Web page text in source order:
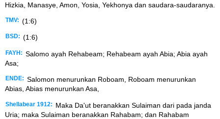
Hizkia, Manasye, Amon, Yosia, Yekhonya dan saudara-saudaranya.
TMV: (1:6)
BSD: (1:6)
FAYH: Salomo ayah Rehabeam; Rehabeam ayah Abia; Abia ayah
Asa;
ENDE: Salomon menurunkan Roboam, Roboam menurunkan
Abias, Abias menurunkan Asa,
Shellabear 1912:
Maka Da'ut beranakkan Sulaiman dari pada janda
Uria; maka Sulaiman beranakkan Rahabam; dan Rahabam